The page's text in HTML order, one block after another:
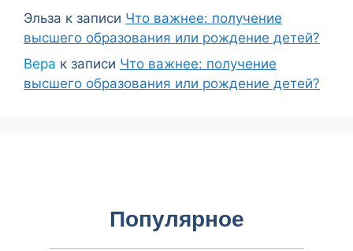
Эльза к записи Что важнее: получение
высшего образования или рождение детей?
Вера к записи Что важнее: получение
высшего образования или рождение детей?
Популярное